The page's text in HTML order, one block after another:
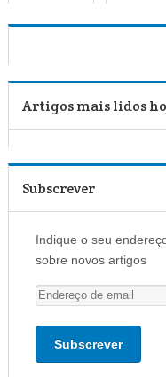
Artigos mais lidos
Subscrever
Indique o seu
sobre novos artigos
E
n
d